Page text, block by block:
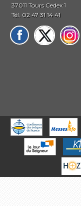
37011 Tours Cedex 1
Tél. 02 47 31 14 41